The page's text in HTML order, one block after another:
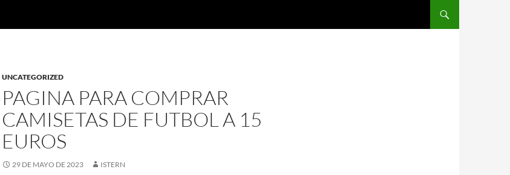
UNCATEGORIZED
PAGINA PARA COMPRAR
CAMISETAS DE FUTBOL A 15
EUROS
29 DE MAYO DE 2023 ISTERN